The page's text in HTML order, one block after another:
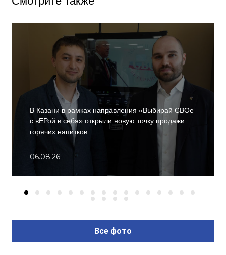
В Казани в рамках направления «Выбирай СВОе
с вЕРой в себя» открыли новую точку продажи
горячих напитков
06.08.26
Все фото